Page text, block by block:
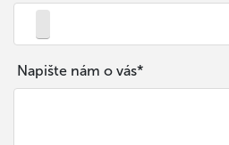
Napište nám o vás*